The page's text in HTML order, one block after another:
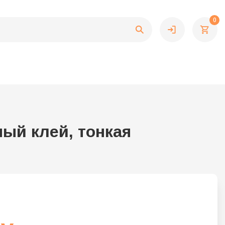
0
клей, тонкая